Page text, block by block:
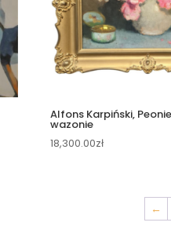
Alfons Karpiński,
wazonie
18,300.00zł
←